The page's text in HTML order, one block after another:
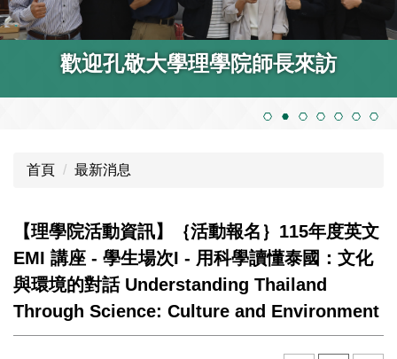
歡迎孔敬大學理學院師長來訪
首頁 最新消息
【理學院活動資訊】｛活動報名｝115年度英文
EMI 講座 - 學生場次I - 用科學讀懂泰國：文化
與環境的對話 Understanding Thailand
Through Science: Culture and Environment